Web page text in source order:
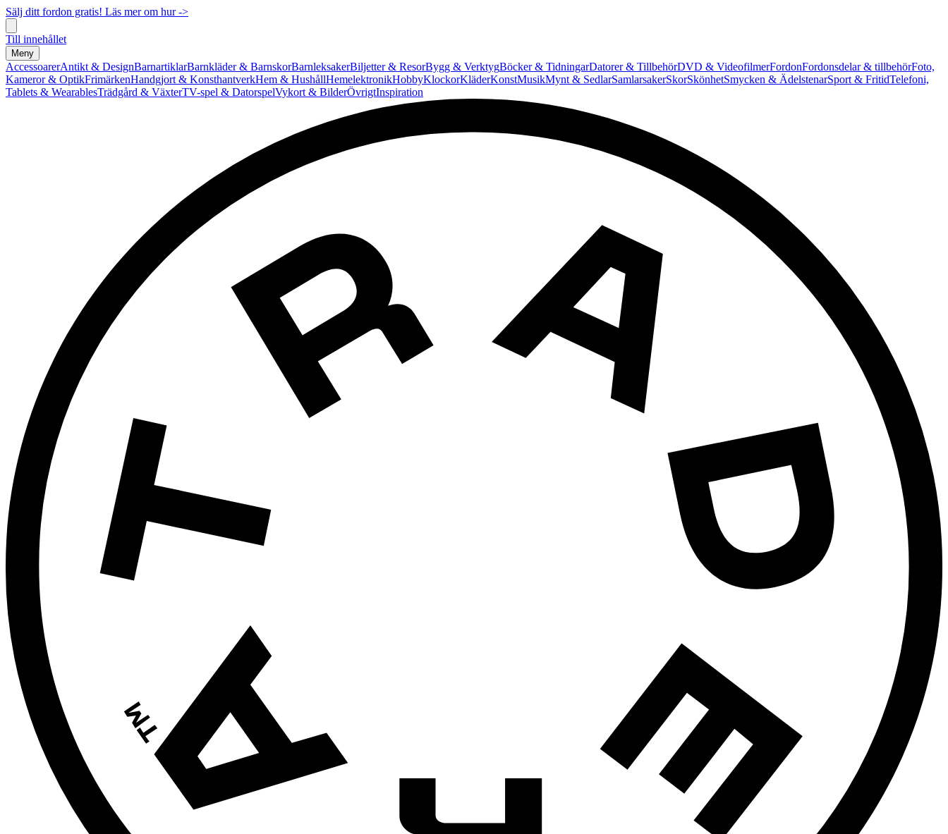
Sälj ditt fordon gratis! Läs mer om hur ->
Till innehållet
Meny
AccessoarerAntikt & DesignBarnartiklarBarnkläder & BarnskorBarnleksakerBiljetter & ResorBygg & VerktygBöcker & TidningarDatorer & TillbehörDVD & VideofilmerFordonFordonsdelar & tillbehörFoto,
Kameror & OptikFrimärkenHandgjort & KonsthantverkHem & HushållHemelektronikHobbyKlockorKläderKonstMusikMynt & SedlarSamlarsakerSkorSkönhetSmycken & ÄdelstenarSport & FritidTelefoni,
Tablets & WearablesTrädgård & VäxterTV-spel & DatorspelVykort & BilderÖvrigtInspiration